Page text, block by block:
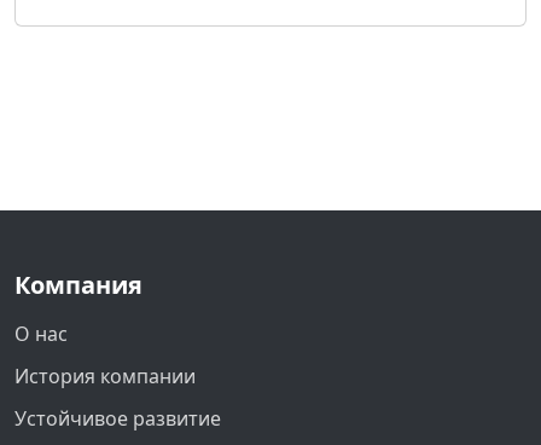
Компания
О нас
История компании
Устойчивое развитие